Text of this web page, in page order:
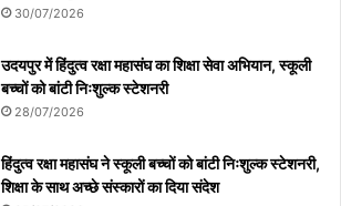
30/07/2026
उदयपुर में हिंदुत्व रक्षा महासंघ का शिक्षा सेवा अभियान, स्कूली
बच्चों को बांटी निःशुल्क स्टेशनरी
28/07/2026
हिंदुत्व रक्षा महासंघ ने स्कूली बच्चों को बांटी निःशुल्क स्टेशनरी,
शिक्षा के साथ अच्छे संस्कारों का दिया संदेश